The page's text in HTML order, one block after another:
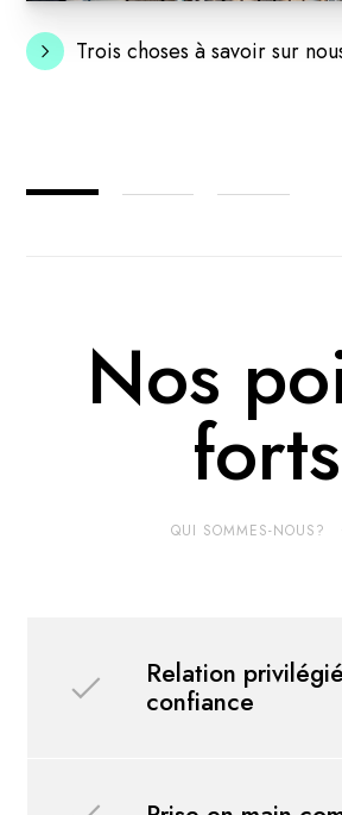
Trois choses à savoir sur
Nos
forts
QUI SOMMES-NOUS?
Relation
confiance